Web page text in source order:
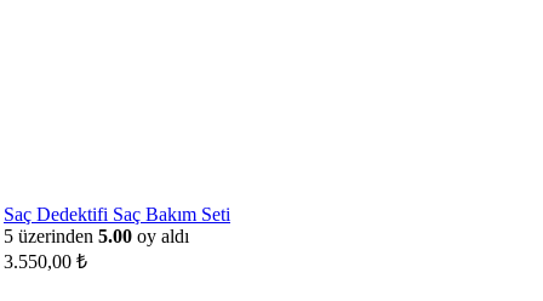
Saç Dedektifi Saç Bakım Seti
5 üzerinden 5.00 oy aldı
3.550,00 ₺